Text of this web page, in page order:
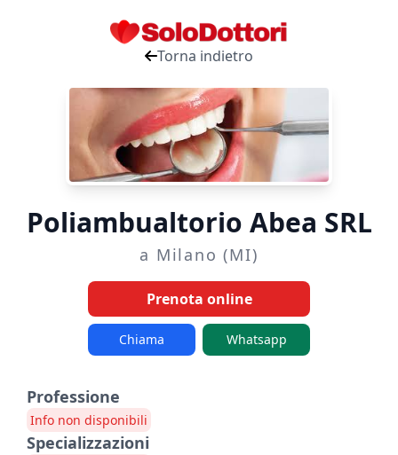
Torna indietro
Poliambualtorio Abea SRL
a Milano (MI)
Prenota online
Chiama Whatsapp
Professione
Info non disponibili
Specializzazioni